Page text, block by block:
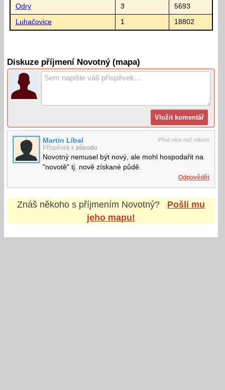
Odry 3 5693
Luhačovice 1 18802
Diskuze příjmení Novotný (mapa)
Před více než rokem
Martin Líbal
Příspěvek k původu
Novotný nemusel být nový, ale mohl hospodařit na
"novotě" tj. nově získané půdě.
Odpovědět
Znáš někoho s příjmením Novotný?
Pošli mu
jeho mapu!